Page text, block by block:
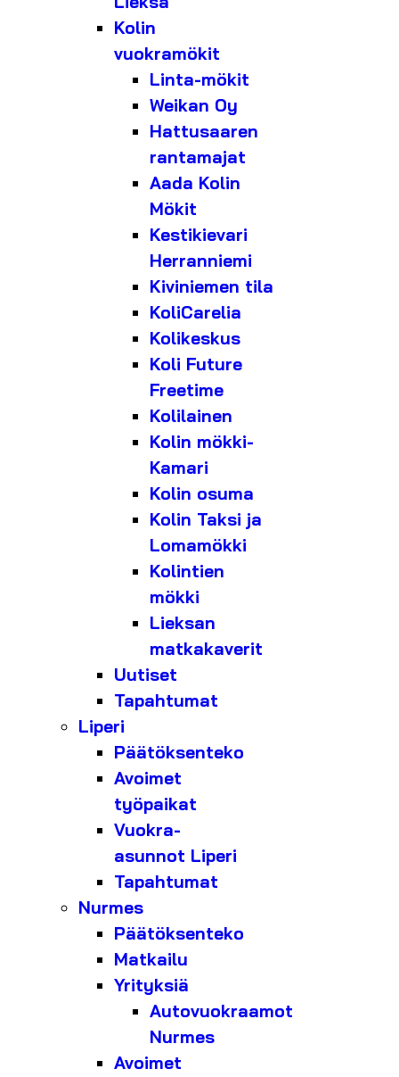
Kolin
vuokramökit
Linta-mökit
Weikan Oy
Hattusaaren
rantamajat
Aada Kolin
Mökit
Kestikievari
Herranniemi
Kiviniemen tila
KoliCarelia
Kolikeskus
Koli Future
Freetime
Kolilainen
Kolin mökki-
Kamari
Kolin osuma
Kolin Taksi ja
Lomamökki
Kolintien
mökki
Lieksan
matkakaverit
Uutiset
Tapahtumat
Liperi
Päätöksenteko
Avoimet
työpaikat
Vuokra-
asunnot Liperi
Tapahtumat
Nurmes
Päätöksenteko
Matkailu
Yrityksiä
Autovuokraamot
Nurmes
Avoimet